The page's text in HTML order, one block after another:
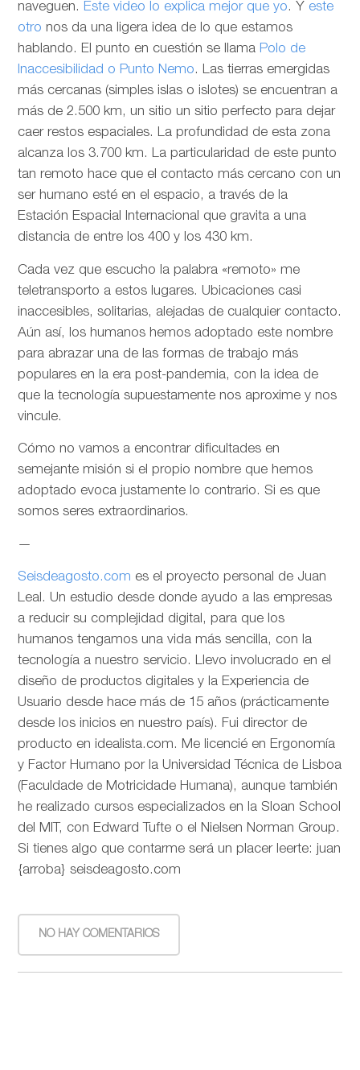
naveguen. Este video lo explica mejor que yo. Y este
otro nos da una ligera idea de lo que estamos
hablando. El punto en cuestión se llama Polo de
Inaccesibilidad o Punto Nemo. Las tierras emergidas
más cercanas (simples islas o islotes) se encuentran a
más de 2.500 km, un sitio un sitio perfecto para dejar
caer restos espaciales. La profundidad de esta zona
alcanza los 3.700 km. La particularidad de este punto
tan remoto hace que el contacto más cercano con un
ser humano esté en el espacio, a través de la
Estación Espacial Internacional que gravita a una
distancia de entre los 400 y los 430 km.
Cada vez que escucho la palabra «remoto» me
teletransporto a estos lugares. Ubicaciones casi
inaccesibles, solitarias, alejadas de cualquier contacto.
Aún así, los humanos hemos adoptado este nombre
para abrazar una de las formas de trabajo más
populares en la era post-pandemia, con la idea de
que la tecnología supuestamente nos aproxime y nos
vincule.
Cómo no vamos a encontrar dificultades en
semejante misión si el propio nombre que hemos
adoptado evoca justamente lo contrario. Si es que
somos seres extraordinarios.
—
Seisdeagosto.com es el proyecto personal de Juan
Leal. Un estudio desde donde ayudo a las empresas
a reducir su complejidad digital, para que los
humanos tengamos una vida más sencilla, con la
tecnología a nuestro servicio. Llevo involucrado en el
diseño de productos digitales y la Experiencia de
Usuario desde hace más de 15 años (prácticamente
desde los inicios en nuestro país). Fui director de
producto en idealista.com. Me licencié en Ergonomía
y Factor Humano por la Universidad Técnica de Lisboa
(Faculdade de Motricidade Humana), aunque también
he realizado cursos especializados en la Sloan School
del MIT, con Edward Tufte o el Nielsen Norman Group.
Si tienes algo que contarme será un placer leerte: juan
{arroba} seisdeagosto.com
NO HAY COMENTARIOS